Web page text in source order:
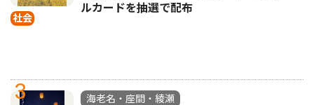
社会
ルカードを抽選で配布
3
海老名・座間・綾瀬